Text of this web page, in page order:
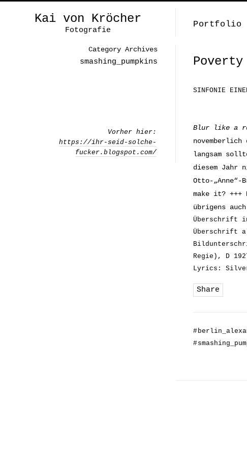
Kai von Kröcher
Fotografie
Portfolio
SINFONIE
Blur like a
langsam
diesem Jahr
Otto-
make it?
übrigens
Überschrift
Überschrift
Regie), D
Lyrics:
Share
#
#
Category Archives
smashing_pumpkins
Vorher hier:
https://ihr-seid-solche-
fucker.blogspot.com/